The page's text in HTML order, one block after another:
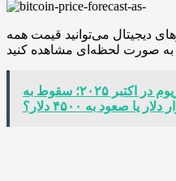
دیجیتال می‌توانید قیمت همه
پیش‌بینی قیمت اتریوم در اکتبر ۲۰۲۵؛ سقوط به